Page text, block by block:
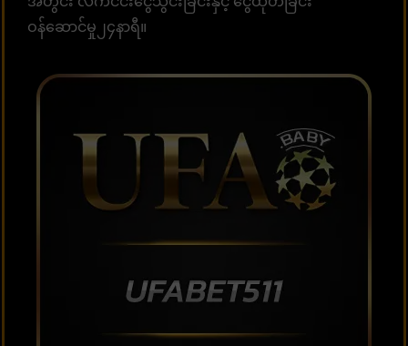
ဝန်ဆောင်မှု၂၄နာရီ။